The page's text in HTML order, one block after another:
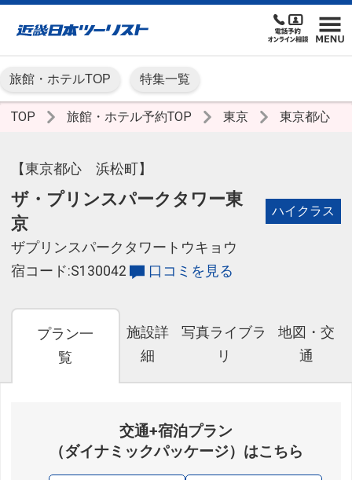
旅館・ホテルTOP 特集一覧
TOP 旅館・ホテル予約TOP 東京 東京都心
【東京都心 浜松町】
ザ・プリンスパークタワー東
京
ハイクラス
ザプリンスパークタワートウキョウ
宿コード:S130042
口コミを見る
プラン一
覧
施設詳
細
写真ライブラ
リ
地図・交
通
交通+宿泊プラン
（ダイナミックパッケージ）はこちら